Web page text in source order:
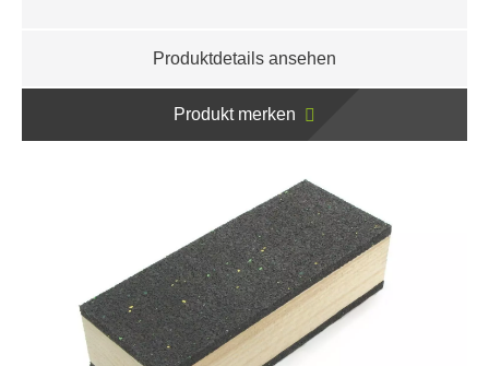
Produktdetails ansehen
Produkt merken